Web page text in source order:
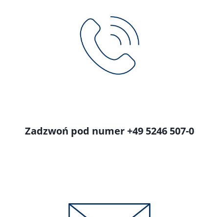
Zadzwoń pod numer +49 5246 507-0